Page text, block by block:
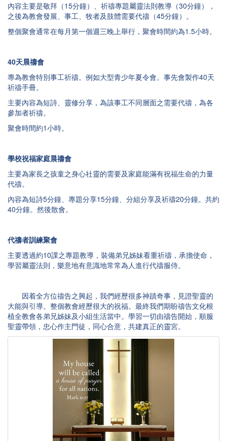
內容主要是敬拜（15分鐘）、祈禱專題屬靈法則教導（30分鐘），
之後為教會發展、事工、牧者及肢體需要代禱（45分鐘）。
整個聚會通常在每月第一個週三晚上舉行，聚會時間約為1.5小時。
40天晨禱會
專為教會特別事工祈禱。例如大型青少年夏令會。事先會製作40天
祈禱手冊。
主要內容為短詩、靈修分享，為該事工不同層面之需要代禱，為各
參加者祈禱。
聚會時間約1小時。
學校祝福家庭晨禱會
主要為家長之孩童之身心社靈的需要及家庭能滿有祝福生命的力量
代禱。
內容為短詩5分鐘、專題分享15分鐘、分組分享及祈禱20分鐘。共約
40分鐘。然後散會。
代禱者訓練聚會
主要透過約10課之專題教導，裝備弟兄姊妹看重祈禱，承擔使命，
學習屬靈法則，樂意地有意識地常常為人進行代禱服侍。
因着全方位禱告之興起，我們經歷很多神蹟奇事，見證聖靈的
大能與引導。整個教會經歷很大的祝福。最終我們期盼禱告文化根
植全教會各弟兄姊妹及小組生活當中。學習一切由禱告開始，順服
聖靈帶領，忠心作主門徒，同心合意，共建真正的靈宮。